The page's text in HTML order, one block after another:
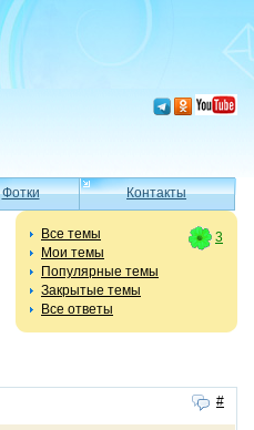
Фотки Контакты
3
Все темы
Мои темы
Популярные темы
Закрытые темы
Все ответы
#